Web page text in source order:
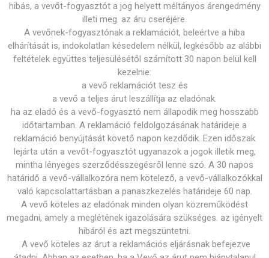
hibás, a vevőt-fogyasztót a jog helyett méltányos árengedmény
illeti meg. az áru cseréjére.
A vevőnek-fogyasztónak a reklamációt, beleértve a hiba
elhárítását is, indokolatlan késedelem nélkül, legkésőbb az alábbi
feltételek együttes teljesülésétől számított 30 napon belül kell
kezelnie:
a vevő reklamációt tesz és
a vevő a teljes árut leszállítja az eladónak.
ha az eladó és a vevő-fogyasztó nem állapodik meg hosszabb
időtartamban. A reklamáció feldolgozásának határideje a
reklamáció benyújtását követő napon kezdődik. Ezen időszak
lejárta után a vevőt-fogyasztót ugyanazok a jogok illetik meg,
mintha lényeges szerződésszegésről lenne szó. A 30 napos
határidő a vevő-vállalkozóra nem kötelező, a vevő-vállalkozókkal
való kapcsolattartásban a panaszkezelés határideje 60 nap.
A vevő köteles az eladónak minden olyan közreműködést
megadni, amely a meglétének igazolására szükséges. az igényelt
hibáról és azt megszüntetni.
A vevő köteles az árut a reklamációs eljárásnak befejezve